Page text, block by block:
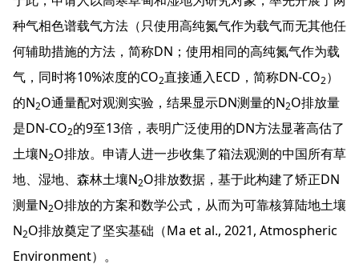
种气相色谱载气方法（只使用高纯氮气作为载气而无其他任
何辅助措施的方法，简称DN；使用相同的高纯氮气作为载
气，同时将10%浓度的CO2直接通入ECD，简称DN-CO2）
的N2O通量配对观测实验，结果显示DN测量的N2O排放量
是DN-CO2的9至13倍，表明广泛使用的DN方法显著高估了
土壤N2O排放。申请人进一步收集了箱法观测的中国所有草
地、湿地、森林土壤N2O排放数据，基于此构建了矫正DN
测量N2O排放的方案和数学公式，从而为可靠核算陆地土壤
N2O排放奠定了坚实基础（Ma et al., 2021, Atmospheric
Environment）。